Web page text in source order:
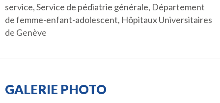
service, Service de pédiatrie générale, Département
de femme-enfant-adolescent, Hôpitaux Universitaires
de Genève
GALERIE PHOTO